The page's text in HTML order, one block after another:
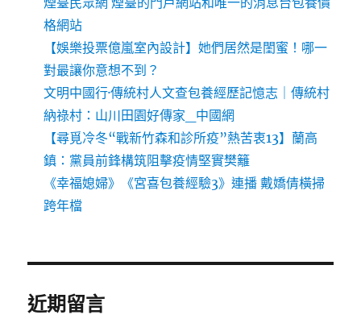
格網站
【娛樂投票億嵐室內設計】她們居然是閨蜜！哪一
對最讓你意想不到？
文明中國行·傳統村人文查包養經歷記憶志｜傳統村
納祿村：山川田園好傳家_中國網
【尋覓冷冬“戰新竹森和診所疫”熱苦衷13】蘭高
鎮：黨員前鋒構筑阻擊疫情堅實樊籬
《幸福媳婦》《宮喜包養經驗3》連播 戴嬌倩橫掃
跨年檔
近期留言